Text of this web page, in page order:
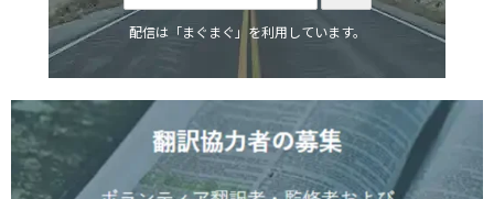
配信は「まぐまぐ」を利用しています。